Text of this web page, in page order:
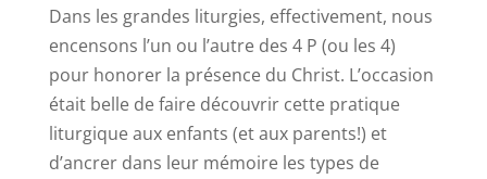
Dans les grandes liturgies, effectivement, nous
encensons l’un ou l’autre des 4 P (ou les 4)
pour honorer la présence du Christ. L’occasion
était belle de faire découvrir cette pratique
liturgique aux enfants (et aux parents!) et
d’ancrer dans leur mémoire les types de